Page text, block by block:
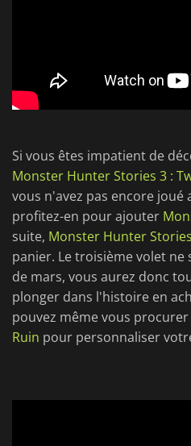
Si vous êtes impatient de
Monster Hunter Stories 3 :
vous n'avez pas encore joué
profitez-en pour ajouter
suite, Monster Hunter
panier. Le troisième volet
de mars, vous aurez donc
plonger dans l'histoire en
pouvez même vous procurer
Ruin pour personnaliser